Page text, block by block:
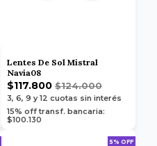
Lentes De Sol Mistral
Navia08
$117.800 $124.000
3, 6, 9 y 12 cuotas sin interés
15% off transf. bancaria:
$100.130
5% OFF